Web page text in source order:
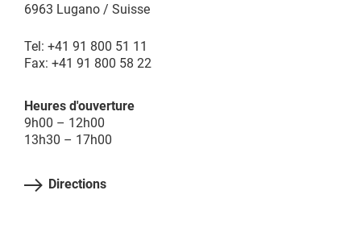
6963 Lugano / Suisse
Tel: +41 91 800 51 11
Fax: +41 91 800 58 22
Heures d'ouverture
9h00 – 12h00
13h30 – 17h00
Directions